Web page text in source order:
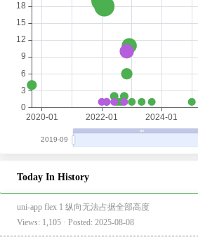
Today In History
uni-app flex 1 纵向无法占据全部高度
Views: 1,105 · Posted: 2025-08-08